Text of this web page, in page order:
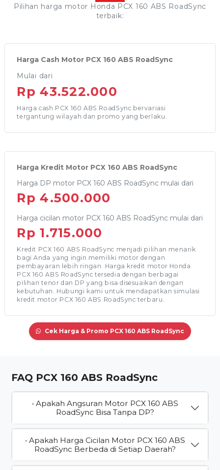
Pilihan harga motor Honda PCX 160 ABS RoadSync
terbaik:
Harga Cash Motor PCX 160 ABS RoadSync
Mulai dari
Rp 43.522.000
Harga cash PCX 160 ABS RoadSync bervariasi
tergantung wilayah dan promo yang berlaku.
Harga Kredit Motor PCX 160 ABS RoadSync
Harga DP motor PCX 160 ABS RoadSync mulai dari
Rp 4.500.000
Harga cicilan motor PCX 160 ABS RoadSync mulai dari
Rp 1.715.000
Kredit PCX 160 ABS RoadSync menjadi pilihan menarik
bagi Anda yang ingin memiliki motor dengan
pembayaran lebih ringan. Harga kredit motor Honda
PCX 160 ABS RoadSync tersedia dengan berbagai
pilihan tenor dan DP yang bisa disesuaikan dengan
kebutuhan. Hubungi kami untuk mendapatkan simulasi
kredit motor PCX 160 ABS RoadSync terbaru.
Cek Harga & Promo PCX 160 ABS RoadSync
FAQ PCX 160 ABS RoadSync
• Apakah Angsuran Motor PCX 160 ABS
RoadSync Bisa Tanpa DP?
• Apakah Harga Cicilan Motor PCX 160 ABS
RoadSync Berbeda di Setiap Daerah?